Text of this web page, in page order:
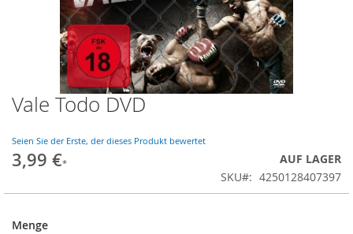
Zum
Anfang
Bildgalerie
springen
Vale Todo DVD
Seien Sie der Erste, der dieses Produkt bewertet
3,99 €
AUF LAGER
SKU
4250128407397
Menge